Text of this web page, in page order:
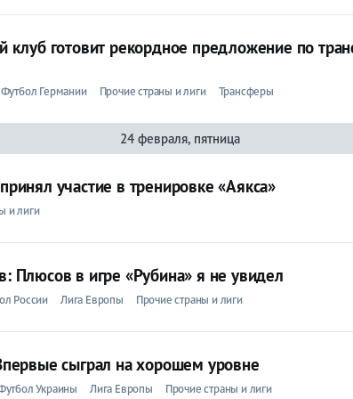
клуб готовит рекордное предложение по
Футбол Германии Прочие страны и лиги Трансферы
24 февраля, пятница
участие в тренировке «Аякса»
и лиги
Плюсов в игре «Рубина» я не увидел
России Лига Европы Прочие страны и лиги
сыграл на хорошем уровне
Украины Лига Европы Прочие страны и лиги